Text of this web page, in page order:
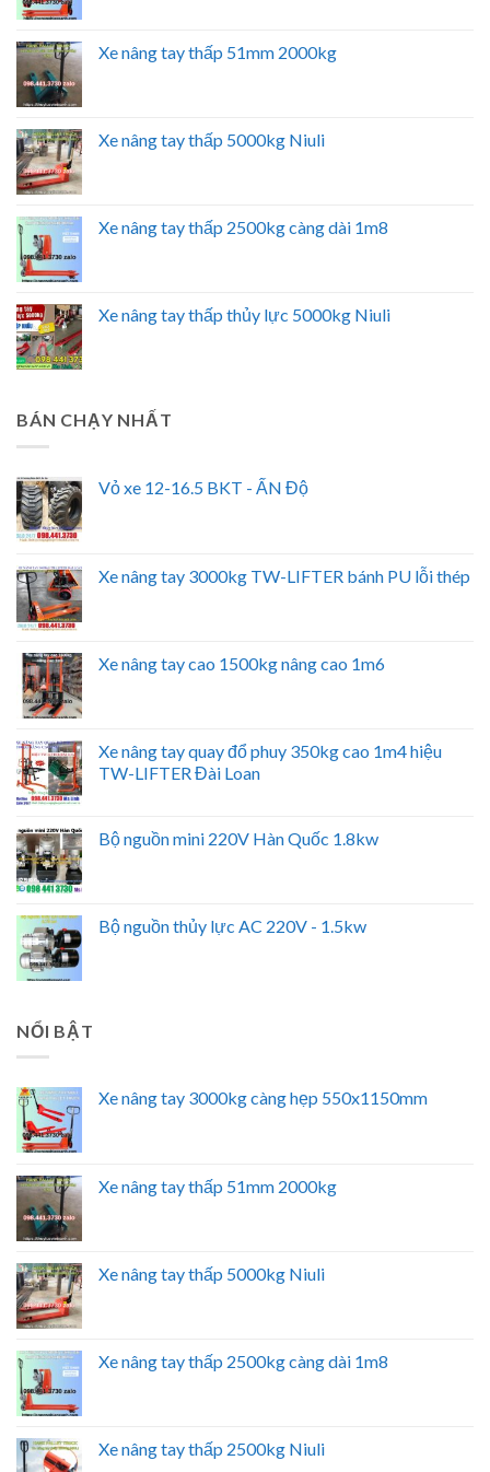
Xe nâng tay thấp 51mm 2000kg
Xe nâng tay thấp 5000kg Niuli
Xe nâng tay thấp 2500kg càng dài 1m8
Xe nâng tay thấp thủy lực 5000kg Niuli
BÁN CHẠY NHẤT
Vỏ xe 12-16.5 BKT - ẤN Độ
Xe nâng tay 3000kg TW-LIFTER bánh PU lỗi thép
Xe nâng tay cao 1500kg nâng cao 1m6
Xe nâng tay quay đổ phuy 350kg cao 1m4 hiệu
TW-LIFTER Đài Loan
Bộ nguồn mini 220V Hàn Quốc 1.8kw
Bộ nguồn thủy lực AC 220V - 1.5kw
NỔI BẬT
Xe nâng tay 3000kg càng hẹp 550x1150mm
Xe nâng tay thấp 51mm 2000kg
Xe nâng tay thấp 5000kg Niuli
Xe nâng tay thấp 2500kg càng dài 1m8
Xe nâng tay thấp 2500kg Niuli